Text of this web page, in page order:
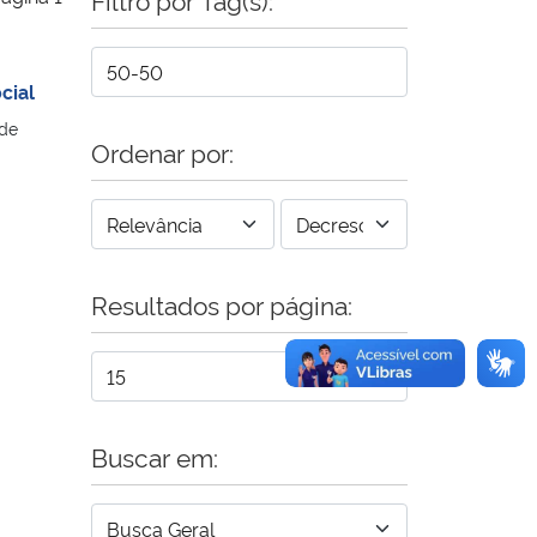
Ordenar por:
Resultados por página:
Buscar em: